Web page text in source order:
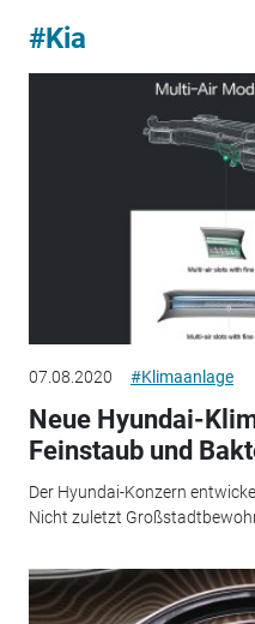
#Kia
07.08.2020 #Klimaanlage
Neue Hyundai-
Feinstaub und
Der Hyundai-Konzern
Nicht zuletzt